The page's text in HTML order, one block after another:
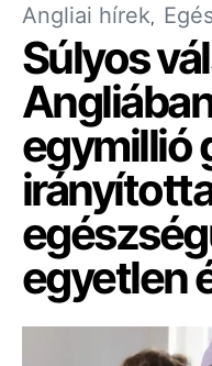
Angliai hírek
Súlyos
egymillió
egyetlen